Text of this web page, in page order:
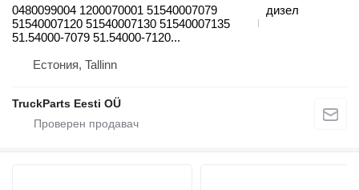
0480099004 1200070001 51540007079
51540007120 51540007130 51540007135
51.54000-7079 51.54000-7120...
дизел
Естония, Tallinn
TruckParts Eesti OÜ